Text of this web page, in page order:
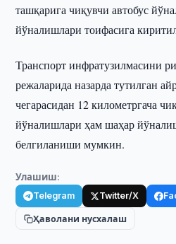
ташқарига чиқувчи автобус
йўналишлари тоифасига
Транспорт инфратузилмасини
режаларида назарда тутилган
чегарасидан 12 километргача
йўналишлари ҳам шаҳар
белгиланиши мумкин.
Улашиш:
Telegram Twitter/X
Ҳаволани нусхалаш